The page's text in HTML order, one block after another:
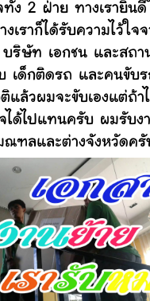
ทั้ง 2 ฝ่าย ทางเรายิน
เราก็ได้รับความไว้ใจ
ริษัท เอกชน และสถา
เด็กติดรถ และคนขับ
แล้วผมจะขับเองแต่ถ้า
ได้ไปแทนครับ ผมรับง
ณฑลและต่างจังหวัดครั